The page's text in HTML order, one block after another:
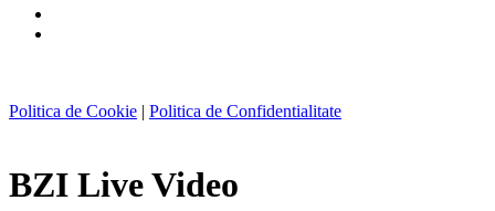
Politica de Cookie | Politica de Confidentialitate
BZI Live Video